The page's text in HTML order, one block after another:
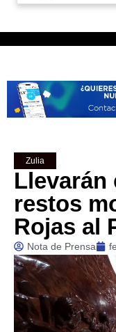
Zulia
Llevarán
restos
Rojas al
Nota de Prensa